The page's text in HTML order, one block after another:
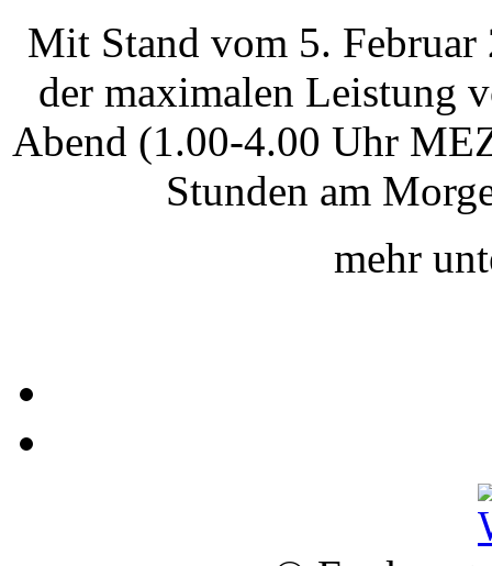
Mit Stand vom 5.
der maximalen Leistung
Abend (1.00-4.00 Uhr
Stunden am
mehr